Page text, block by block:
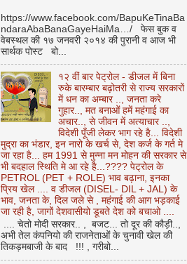
https://www.facebook.com/BapuKeTinaBa
ndaraAbaBanaGayeHaiMa…/ फेस बुक व
वेबस्थल की १७ जनवरी २०१४ की पुरानी व आज भी
सार्थक पोस्ट बो...
१२ वीं बार पेट्रोल - डीजल में बिना
रुके बारम्बार बढ़ोतरी से राज्य सरकारों
में धन का अम्बार .., जनता करे
गुहार.., मत बनाओं हमें महंगाई का
अचार.., से जीवन में अत्याचार ..,
विदेशी पूँजी लेकर भाग रहे है... विदेशी
मुद्रा का भंडार, इन नारो के खर्च से, देश कर्ज के गर्त मे
जा रहा है... हम 1991 से मुन्ना मन मोहन की सरकार से
भी बदहाल स्थिति मे आ रहे है...???? पेट्रोल के
PETROL (PET + ROLE) भाव बढ़ाना, इनका
प्रिय खेल .... व डीजल (DISEL- DIL + JAL) के
भाव, जनता के, दिल जले से , महंगाई की आग भड़काई
जा रही है, जागों देशवासीयो डूबते देश को बचाओ ....
.... चेतो मोदी सरकार.. , बजट... तो दूर की कौड़ी..,
अभी तेल कंपनियो की राजनेताओं के चुनावी खेल की
तिकड़मबाजी के बाद !!! , गरीबो...